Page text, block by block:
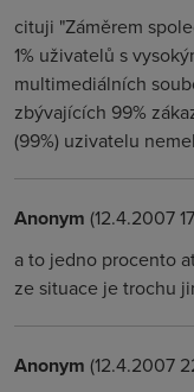
cituji "Záměrem
1% uživatelů s
multimediálních
zbývajících 99%
(99%) uzivatelu
Anonym (12.4.2007
a to jedno procento
ze situace je trochu
Anonym (12.4.2007